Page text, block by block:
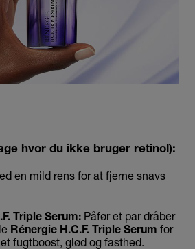
hvor du ikke bruger retinol):
en mild rens for at fjerne snavs
Triple Serum: Påfør et par dråber
Rénergie H.C.F. Triple Serum for
fugtboost, glød og fasthed.